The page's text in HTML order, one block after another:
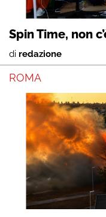
Spin Time, non
di redazione
ROMA